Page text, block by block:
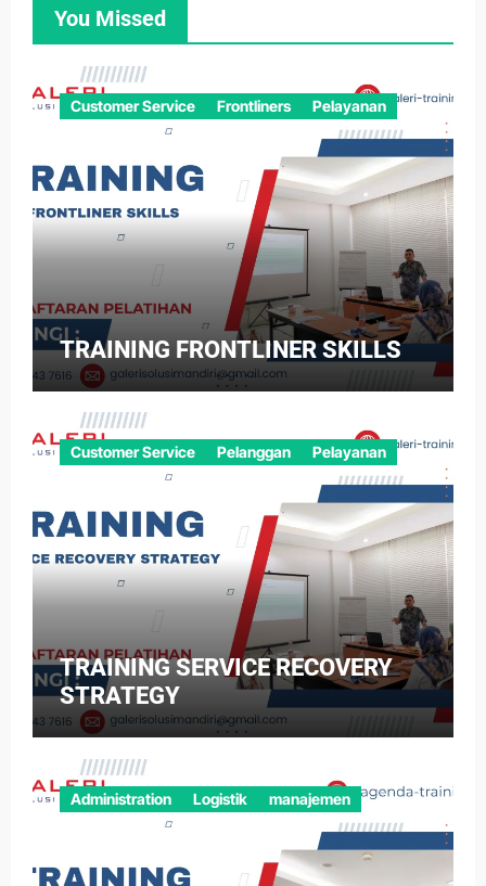
You Missed
Customer Service Frontliners Pelayanan
TRAINING FRONTLINER SKILLS
Customer Service Pelanggan Pelayanan
TRAINING SERVICE RECOVERY
STRATEGY
Administration Logistik manajemen